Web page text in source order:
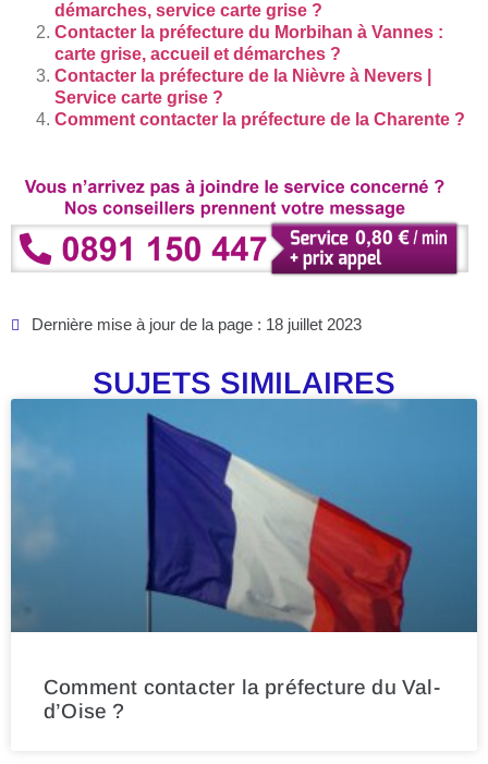
démarches, service carte grise ?
Contacter la préfecture du Morbihan à Vannes :
carte grise, accueil et démarches ?
Contacter la préfecture de la Nièvre à Nevers |
Service carte grise ?
Comment contacter la préfecture de la Charente ?
Dernière mise à jour de la page : 18 juillet 2023
SUJETS SIMILAIRES
Comment contacter la préfecture du Val-
d’Oise ?